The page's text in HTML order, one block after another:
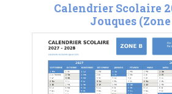
Calendrier Scolaire
Jouques (Zone